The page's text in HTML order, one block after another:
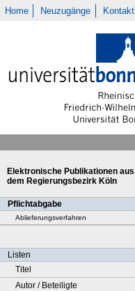
Home Neuzugänge Kontakt
Elektronische Publikationen aus
dem Regierungsbezirk Köln
Pflichtabgabe
Ablieferungsverfahren
Listen
Titel
Autor / Beteiligte